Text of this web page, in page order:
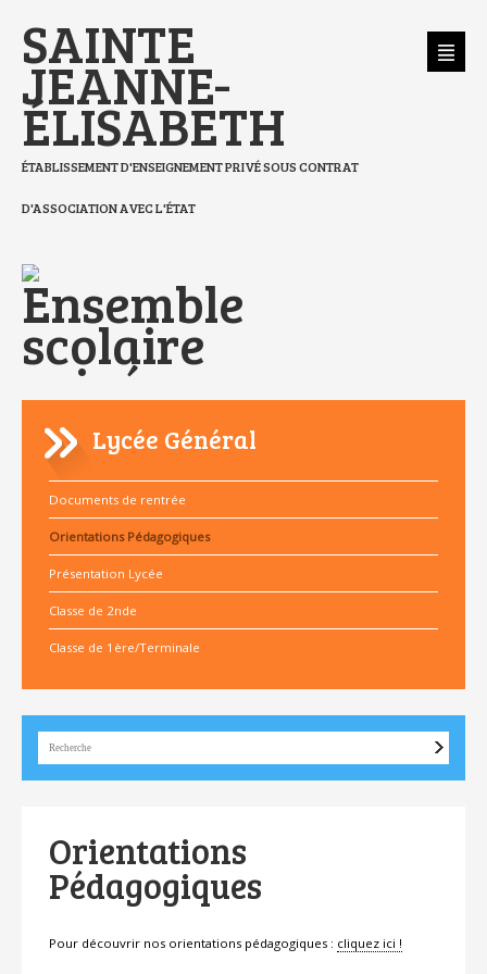
contenu.
|
Aller
à
navigation
SAINTE
JEANNE-
ÉLISABETH
ÉTABLISSEMENT D'ENSEIGNEMENT PRIVÉ SOUS CONTRAT
D'ASSOCIATION AVEC L'ÉTAT
Lycée Général
Documents de rentrée
Orientations Pédagogiques
Présentation Lycée
Classe de 2nde
Classe de 1ère/Terminale
Orientations
Pédagogiques
Pour découvrir nos orientations pédagogiques : cliquez ici !